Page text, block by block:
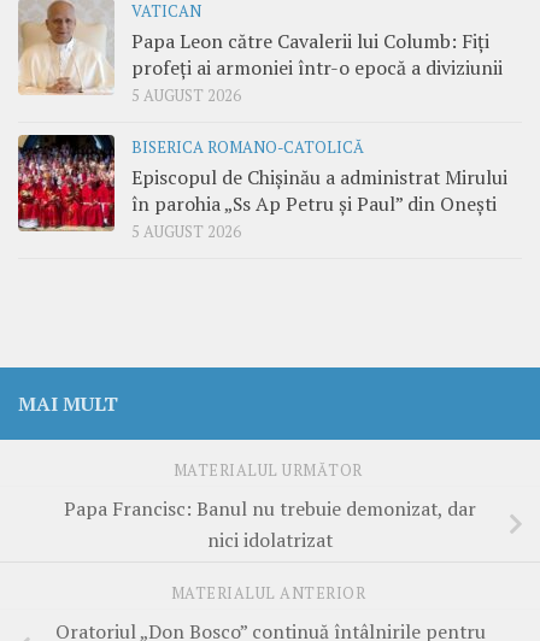
VATICAN
Papa Leon către Cavalerii lui Columb: Fiți
profeți ai armoniei într-o epocă a diviziunii
5 AUGUST 2026
BISERICA ROMANO-CATOLICĂ
Episcopul de Chișinău a administrat Mirului
în parohia „Ss Ap Petru și Paul” din Onești
5 AUGUST 2026
MAI MULT
MATERIALUL URMĂTOR
Papa Francisc: Banul nu trebuie demonizat, dar
nici idolatrizat
MATERIALUL ANTERIOR
Oratoriul „Don Bosco” continuă întâlnirile pentru